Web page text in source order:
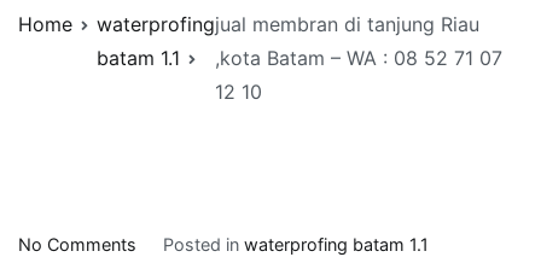
Home
waterprofing
batam 1.1
jual membran di tanjung Riau
,kota Batam – WA : 08 52 71 07
12 10
No Comments Posted in waterprofing batam 1.1